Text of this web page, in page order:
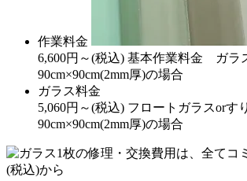
作業料金
6,600円～(税込) 基本作業料金 ガラ
90cm×90cm(2mm厚)の場合
ガラス料金
5,060円～(税込) フロートガラスorす
90cm×90cm(2mm厚)の場合